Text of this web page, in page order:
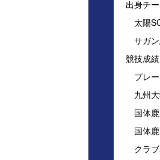
出身チー
太陽
サガ
競技成績
プレー
九州大
国体鹿
国体鹿
クラブ